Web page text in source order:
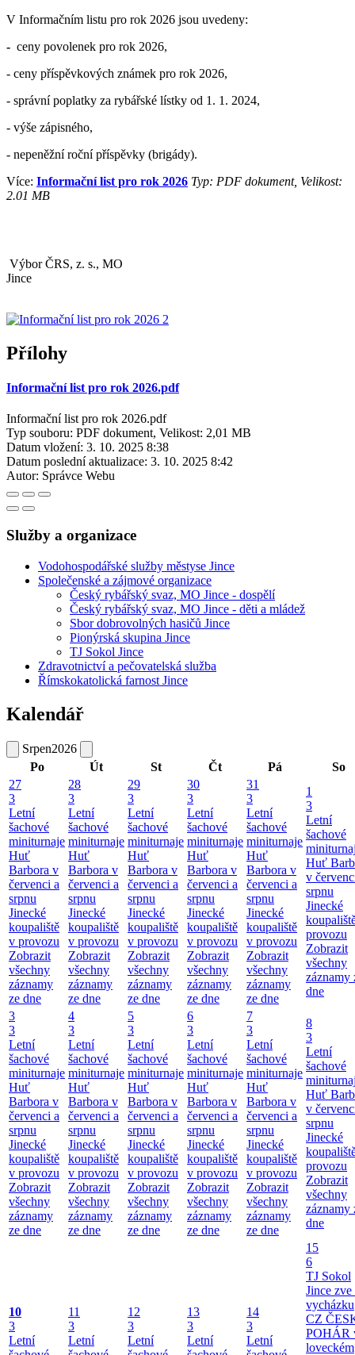
V Informačním listu pro rok 2026 jsou uvedeny:
- ceny povolenek pro rok 2026,
- ceny příspěvkových známek pro rok 2026,
- správní poplatky za rybářské lístky od 1. 1. 2024,
- výše zápisného,
- nepeněžní roční příspěvky (brigády).
Více: Informační list pro rok 2026 Typ: PDF dokument, Velikost:
2.01 MB
Výbor ČRS, z. s., MO
Přílohy
Informační list pro rok 2026.pdf
Informační list pro rok 2026.pdf
Typ souboru: PDF dokument, Velikost: 2,01 MB
Datum vložení: 3. 10. 2025 8:38
Datum poslední aktualizace: 3. 10. 2025 8:42
Autor: Správce Webu
Služby a organizace
Vodohospodářské služby městyse Jince
Společenské a zájmové organizace
Český rybářský svaz, MO Jince - dospělí
Český rybářský svaz, MO Jince - děti a mládež
Sbor dobrovolných hasičů Jince
Pionýrská skupina Jince
TJ Sokol Jince
Zdravotnictví a pečovatelská služba
Římskokatolická farnost Jince
Kalendář
Srpen2026
Po
Út St Čt Pá
So
27
3
Letní
šachové
miniturnaje
Huť
Barbora v
červenci a
srpnu
Jinecké
koupaliště
v provozu
Zobrazit
všechny
záznamy
ze dne
28
3
Letní
šachové
miniturnaje
Huť
Barbora v
červenci a
srpnu
Jinecké
koupaliště
v provozu
Zobrazit
všechny
záznamy
ze dne
29
3
Letní
šachové
miniturnaje
Huť
Barbora v
červenci a
srpnu
Jinecké
koupaliště
v provozu
Zobrazit
všechny
záznamy
ze dne
30
3
Letní
šachové
miniturnaje
Huť
Barbora v
červenci a
srpnu
Jinecké
koupaliště
v provozu
Zobrazit
všechny
záznamy
ze dne
31
3
Letní
šachové
miniturnaje
Huť
Barbora v
červenci a
srpnu
Jinecké
koupaliště
v provozu
Zobrazit
všechny
záznamy
ze dne
1
3
Letní
šachové
Huť
v
srpnu
Jinecké
provozu
Zobrazit
všechny
záznamy
dne
3
3
Letní
šachové
miniturnaje
Huť
Barbora v
červenci a
srpnu
Jinecké
koupaliště
v provozu
Zobrazit
všechny
záznamy
ze dne
4
3
Letní
šachové
miniturnaje
Huť
Barbora v
červenci a
srpnu
Jinecké
koupaliště
v provozu
Zobrazit
všechny
záznamy
ze dne
5
3
Letní
šachové
miniturnaje
Huť
Barbora v
červenci a
srpnu
Jinecké
koupaliště
v provozu
Zobrazit
všechny
záznamy
ze dne
6
3
Letní
šachové
miniturnaje
Huť
Barbora v
červenci a
srpnu
Jinecké
koupaliště
v provozu
Zobrazit
všechny
záznamy
ze dne
7
3
Letní
šachové
miniturnaje
Huť
Barbora v
červenci a
srpnu
Jinecké
koupaliště
v provozu
Zobrazit
všechny
záznamy
ze dne
8
3
Letní
šachové
Huť
v
srpnu
Jinecké
provozu
Zobrazit
všechny
záznamy
dne
10
3
Letní
11
3
Letní
12
3
Letní
13
3
Letní
14
3
Letní
15
6
TJ Sokol
Jince zve
vycházku
CZ
POHÁR
loveckém